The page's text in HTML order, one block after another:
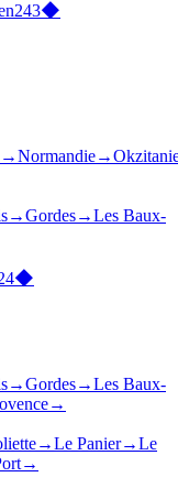
243◆
→Normandie→
→Gordes→Les Baux-
◆
→Gordes→Les Baux-
→
→Le Panier→Le
→